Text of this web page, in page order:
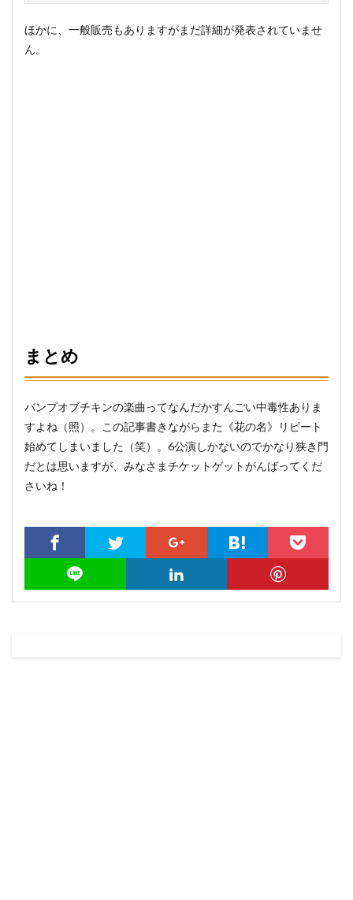
ほかに、一般販売もありますがまだ詳細が発表されていませ
ん。
まとめ
バンプオブチキンの楽曲ってなんだかすんごい中毒性ありま
すよね（照）。この記事書きながらまた《花の名》リピート
始めてしまいました（笑）。6公演しかないのでかなり狭き門
だとは思いますが、みなさまチケットゲットがんばってくだ
さいね！